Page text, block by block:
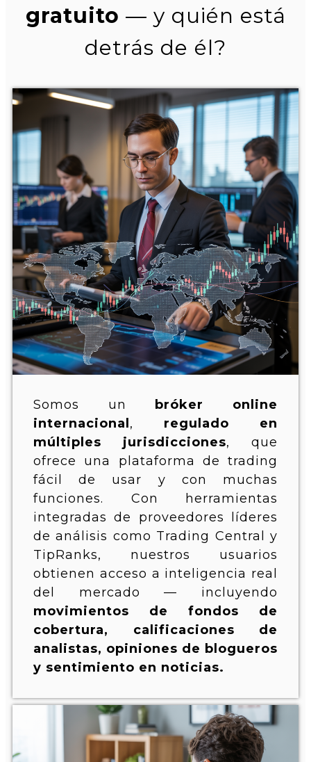
gratuito — y quién está
detrás de él?
Somos un bróker online
internacional, regulado en
múltiples jurisdicciones, que
ofrece una plataforma de trading
fácil de usar y con muchas
funciones. Con herramientas
integradas de proveedores líderes
de análisis como Trading Central y
TipRanks, nuestros usuarios
obtienen acceso a inteligencia real
del mercado — incluyendo
movimientos de fondos de
cobertura, calificaciones de
analistas, opiniones de blogueros
y sentimiento en noticias.